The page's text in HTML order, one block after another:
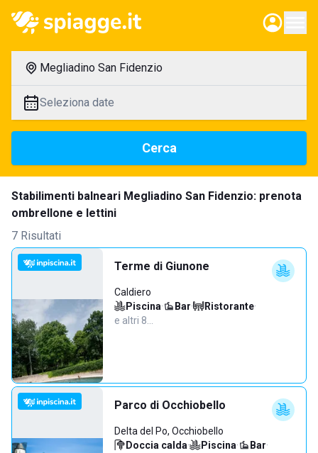
Megliadino San Fidenzio
Seleziona date
Cerca
Stabilimenti balneari Megliadino San Fidenzio: prenota
ombrellone e lettini
7 Risultati
Terme di Giunone
Caldiero
Piscina· Bar· Ristorante·
e altri 8…
Parco di Occhiobello
Delta del Po, Occhiobello
Doccia calda· Piscina· Bar·